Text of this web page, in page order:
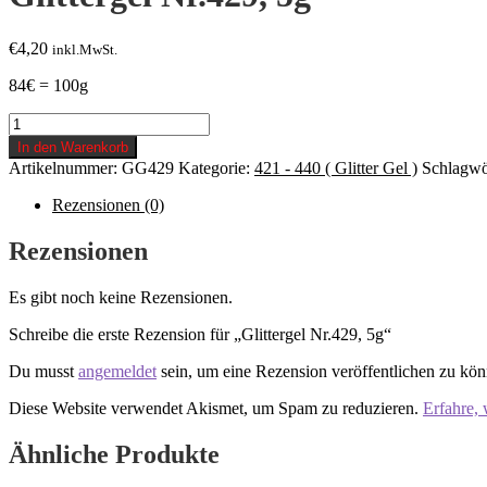
€4,20 inkl.MwSt.
84€ = 100g
Glittergel
Nr.429,
5g
Menge
In den Warenkorb
Artikelnummer: GG429 Kategorie: 421 - 440 ( Glitter Gel )
Rezensionen (0)
Rezensionen
Es gibt noch keine Rezensionen.
Schreibe die erste Rezension für „Glittergel Nr.429, 5g“
Du musst angemeldet sein, um eine Rezension veröffentlichen zu
Diese Website verwendet Akismet, um Spam zu reduzieren. Erfahre,
Ähnliche Produkte